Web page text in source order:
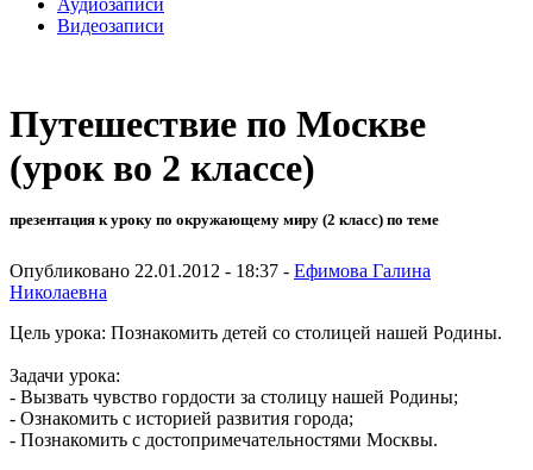
Видеозаписи
Путешествие по Москве
(урок во 2 классе)
презентация к уроку по окружающему миру (2 класс) по теме
Опубликовано 22.01.2012 - 18:37 - Ефимова Галина
Николаевна
Цель урока: Познакомить детей со столицей нашей Родины.
Задачи урока:
- Вызвать чувство гордости за столицу нашей Родины;
- Ознакомить с историей развития города;
- Познакомить с достопримечательностями Москвы.